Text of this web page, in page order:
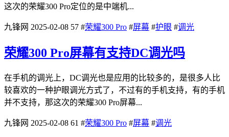
这次的荣耀300 Pro定位的是中端机...
九锋网 2025-02-08 57 #荣耀300 Pro #屏幕 #护眼 #调光
荣耀300 Pro屏幕有支持DC调光吗
在手机的调光上，DC调光也是应用的比较多的，是很多人比
较喜欢的一种护眼调光方式了，不过有的手机支持，有的手机
并不支持，那这次的荣耀300 Pro屏幕...
九锋网 2025-02-08 61 #荣耀300 Pro #屏幕 #调光